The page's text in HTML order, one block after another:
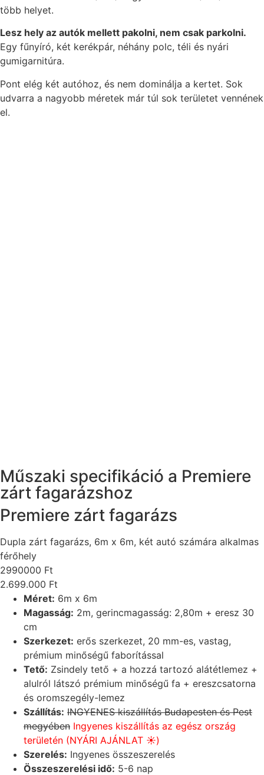
több helyet.
Lesz hely az autók mellett pakolni, nem csak parkolni.
Egy fűnyíró, két kerékpár, néhány polc, téli és nyári
gumigarnitúra.
Pont elég két autóhoz, és nem dominálja a kertet. Sok
udvarra a nagyobb méretek már túl sok területet vennének
el.
Műszaki specifikáció a Premiere
zárt fagarázshoz
Premiere zárt fagarázs
Dupla zárt fagarázs, 6m x 6m, két autó számára alkalmas
férőhely
2990000 Ft
2.699.000 Ft
Méret: 6m x 6m
Magasság: 2m, gerincmagasság: 2,80m + eresz 30
cm
Szerkezet: erős szerkezet, 20 mm-es, vastag,
prémium minőségű faborítással
Tető: Zsindely tető + a hozzá tartozó alátétlemez +
alulról látszó prémium minőségű fa + ereszcsatorna
és oromszegély-lemez
Szállítás: INGYENES kiszállítás Budapesten és Pest
megyében Ingyenes kiszállítás az egész ország
területén (NYÁRI AJÁNLAT ☀️)
Szerelés: Ingyenes összeszerelés
Összeszerelési idő: 5-6 nap